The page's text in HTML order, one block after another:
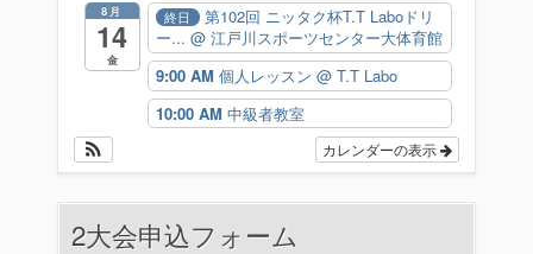
8月
14
金
終日
第102回 ニッタク杯T.T Laboドリ
ー... @ 江戸川スポーツセンター大体育館
9:00 AM 個人レッスン @ T.T Labo
10:00 AM 中級者教室
カレンダーの表示
2大会申込フォーム